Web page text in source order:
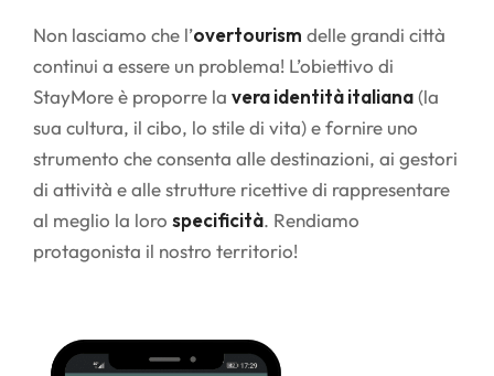
Non lasciamo che l’overtourism delle grandi città
continui a essere un problema! L’obiettivo di
StayMore è proporre la vera identità italiana(la
sua cultura, il cibo, lo stile di vita) e fornire uno
strumento che consenta alle destinazioni, ai gestori
di attività e alle strutture ricettive di rappresentare
al meglio la loro specificità. Rendiamo
protagonista il nostro territorio!